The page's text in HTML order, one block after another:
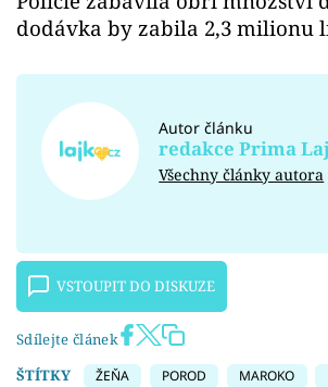
dodávka by zabila 2,3 milionu
Autor článku
redakce Prima
Všechny články autora
VSTOUPIT DO DISKUZE
Sdílejte článek
ŠTÍTKY
ŽEŇA POROD MAROKO